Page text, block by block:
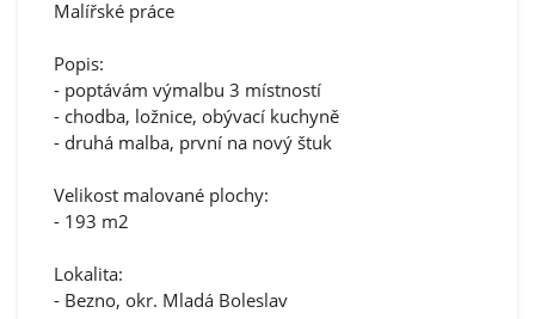
Malířské práce
Popis:
- poptávám výmalbu 3 místností
- chodba, ložnice, obývací kuchyně
- druhá malba, první na nový štuk
Velikost malované plochy:
- 193 m2
Lokalita:
- Bezno, okr. Mladá Boleslav